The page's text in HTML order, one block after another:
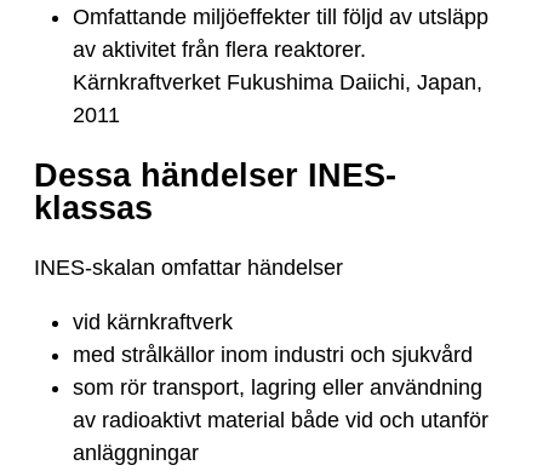
Omfattande miljöeffekter till följd av utsläpp
av aktivitet från flera reaktorer.
Kärnkraftverket Fukushima Daiichi, Japan,
2011
Dessa händelser INES-
klassas
INES-skalan omfattar händelser
vid kärnkraftverk
med strålkällor inom industri och sjukvård
som rör transport, lagring eller användning
av radioaktivt material både vid och utanför
anläggningar